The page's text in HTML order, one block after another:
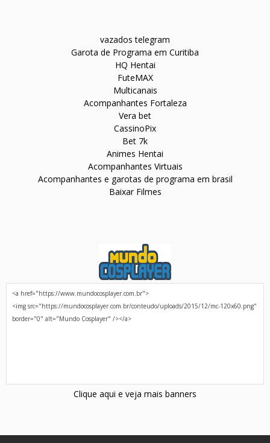
vazados telegram
Garota de Programa em Curitiba
HQ Hentai
FuteMAX
Multicanais
Acompanhantes Fortaleza
Vera bet
CassinoPix
Bet 7k
Animes Hentai
Acompanhantes Virtuais
Acompanhantes e garotas de programa em brasil
Baixar Filmes
Clique aqui e veja mais banners